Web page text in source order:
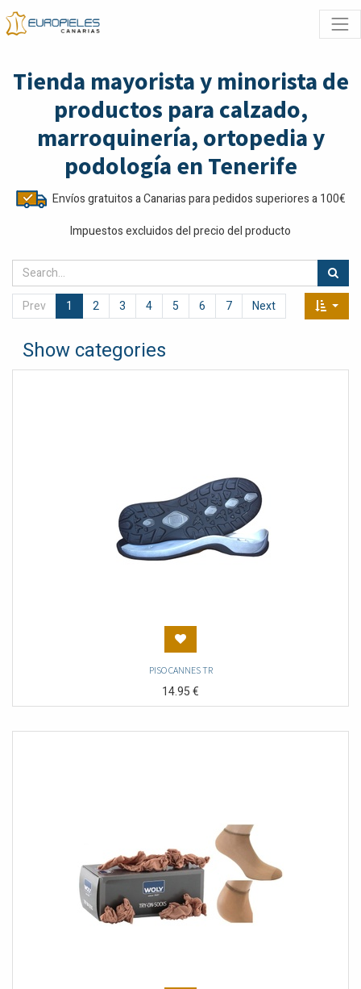
Tienda mayorista y minorista de
productos para calzado,
marroquinería, ortopedia y
podología en Tenerife
Envíos gratuitos a Canarias para pedidos superiores a 100€
Impuestos excluidos del precio del producto
Prev 1 2 3 4 5 6 7 Next
Show categories
PISO CANNES TR
14.95€